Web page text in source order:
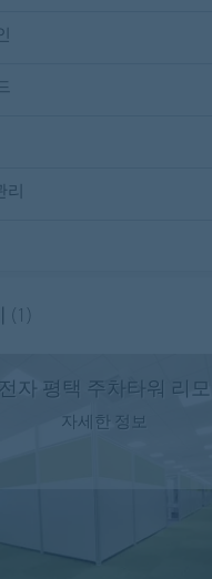
(1)
자 평택 주차타워 리
자세한 정보